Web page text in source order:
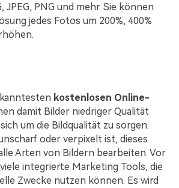
JPEG, PNG und mehr. Sie können
jedes Fotos um 200%, 400%
kostenlosen Online-
damit Bilder niedriger Qualität
um die Bildqualität zu sorgen.
oder verpixelt ist, dieses
Arten von Bildern bearbeiten. Vor
integrierte Marketing Tools, die
Zwecke nutzen können. Es wird